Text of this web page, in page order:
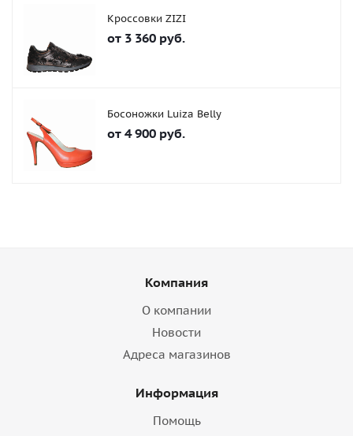
Кроссовки ZIZI
от 3 360 руб.
Босоножки Luiza Belly
от 4 900 руб.
Компания
О компании
Новости
Адреса магазинов
Информация
Помощь